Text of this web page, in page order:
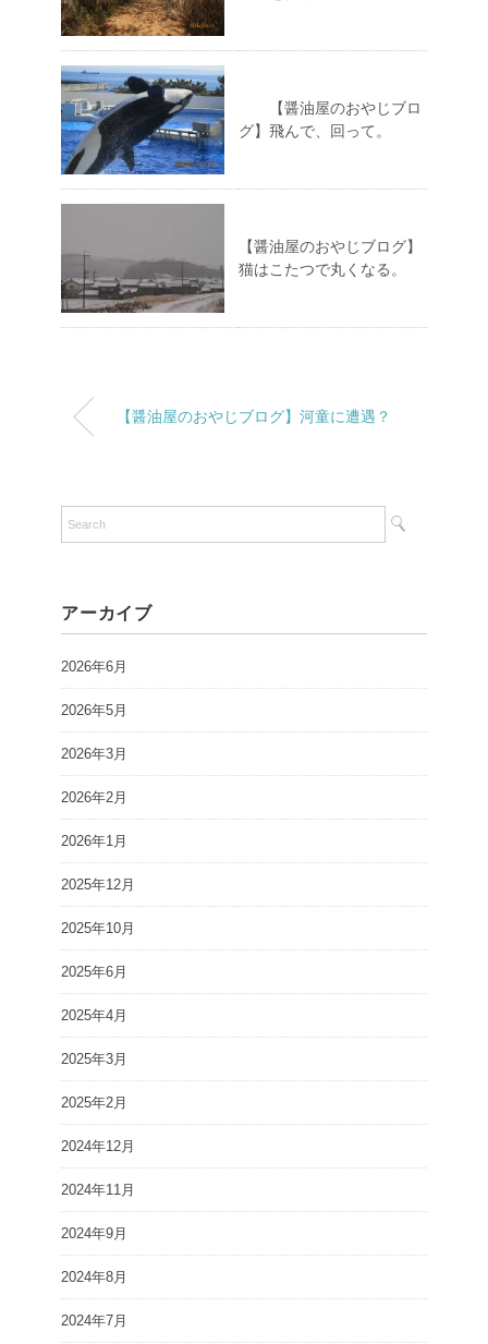
【醤油屋のおやじブロ
グ】飛んで、回って。
【醤油屋のおやじブログ】
猫はこたつで丸くなる。
【醤油屋のおやじブログ】河童に遭遇？
アーカイブ
2026年6月
2026年5月
2026年3月
2026年2月
2026年1月
2025年12月
2025年10月
2025年6月
2025年4月
2025年3月
2025年2月
2024年12月
2024年11月
2024年9月
2024年8月
2024年7月